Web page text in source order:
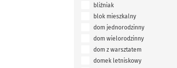
bliźniak
blok mieszkalny
dom jednorodzinny
dom wielorodzinny
dom z warsztatem
domek letniskowy